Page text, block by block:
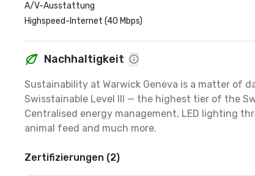
A/V-Ausstattung
Highspeed-Internet (40 Mbps)
Nachhaltigkeit
Sustainability at Warwick Geneva is a matter of
Swisstainable Level III — the highest tier of the
Centralised energy management, LED lighting
animal feed and much more.
Zertifizierungen (2)